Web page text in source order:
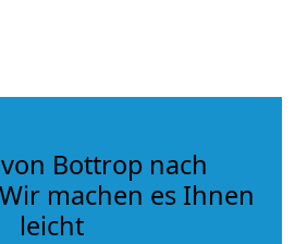
Bottrop nach
machen es Ihnen
leicht